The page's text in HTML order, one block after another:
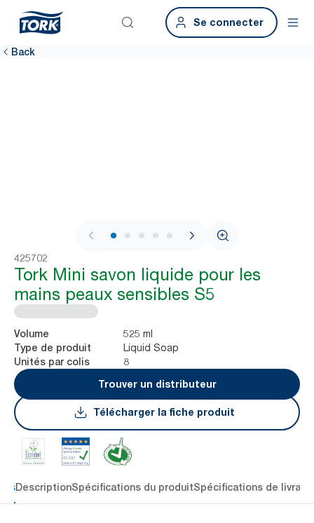
Se connecter
Back
1 / 6
425702
Tork Mini savon liquide pour les
mains peaux sensibles S5
Volume 525 ml
Type de produit Liquid Soap
Unités par colis
8
Trouver un distributeur
Télécharger la fiche produit
DescriptionSpécifications du produitSpécifications de